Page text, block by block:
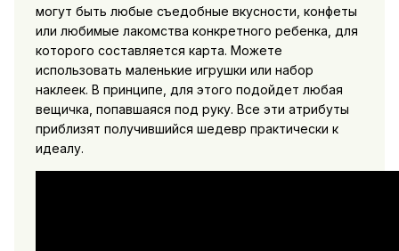
могут быть любые съедобные вкусности, конфеты
или любимые лакомства конкретного ребенка, для
которого составляется карта. Можете
использовать маленькие игрушки или набор
наклеек. В принципе, для этого подойдет любая
вещичка, попавшаяся под руку. Все эти атрибуты
приблизят получившийся шедевр практически к
идеалу.